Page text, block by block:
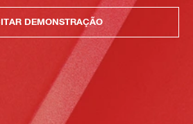
DEMONSTRAÇÃO